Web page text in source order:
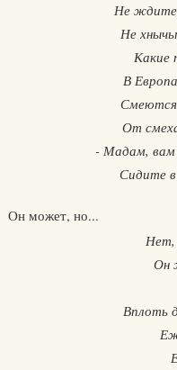
Не ждите,
Не
Какие
В
От
- Мадам, вам
Сидите в
Он может, но...
Нет,
Он
Вплоть